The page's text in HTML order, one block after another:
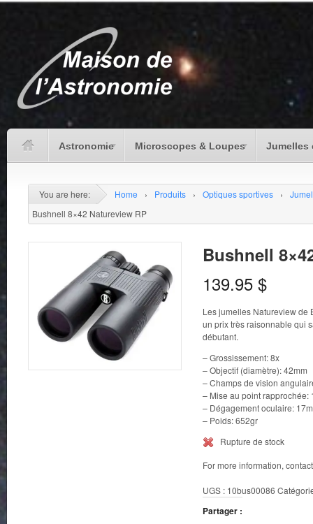
Astronomie Microscopes & Loupes Jumelles
You are here: Home › Produits › Optiques sportives ›
Bushnell 8×42 Natureview RP
Bushnell
139.95 $
Les jumelles Natureview de
un prix très raisonnable qui
débutant.
– Grossissement: 8x
– Objectif (diamètre): 42mm
– Champs de vision
– Mise au point rapprochée:
– Dégagement oculaire:
– Poids: 652gr
Rupture de stock
For more information,
UGS : 10bus00086
Partager :